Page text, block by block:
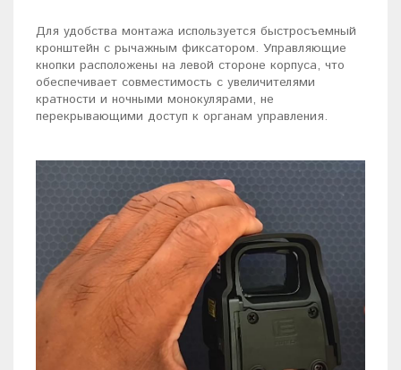
Для удобства монтажа используется быстросъемный
кронштейн с рычажным фиксатором. Управляющие
кнопки расположены на левой стороне корпуса, что
обеспечивает совместимость с увеличителями
кратности и ночными монокулярами, не
перекрывающими доступ к органам управления.